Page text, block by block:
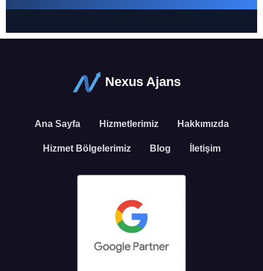
Nexus Ajans
Ana Sayfa Hizmetlerimiz Hakkımızda
Hizmet Bölgelerimiz Blog İletişim